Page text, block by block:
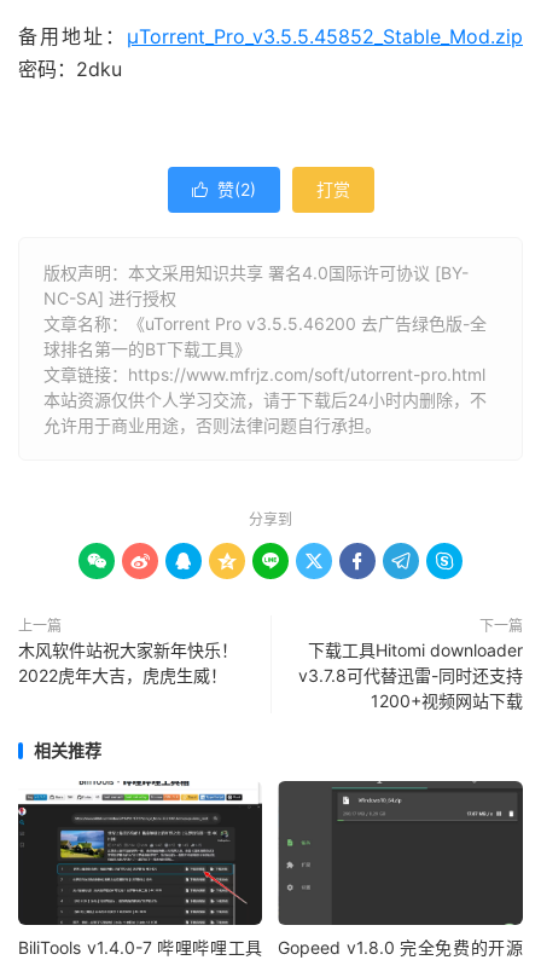
备用地址： µTorrent_Pro_v3.5.5.45852_Stable_Mod.zip
密码：2dku
 赞(2) 打赏
版权声明：本文采用知识共享 署名4.0国际许可协议 [BY-
NC-SA] 进行授权
文章名称：《uTorrent Pro v3.5.5.46200 去广告绿色版-全
球排名第一的BT下载工具》
文章链接： https://www.mfrjz.com/soft/utorrent-pro.html
本站资源仅供个人学习交流，请于下载后24小时内删除，不
允许用于商业用途，否则法律问题自行承担。
分享到
        
上一篇
木风软件站祝大家新年快乐！
2022虎年大吉，虎虎生威！
下一篇
下载工具Hitomi downloader
v3.7.8可代替迅雷-同时还支持
1200+视频网站下载
相关推荐
BiliTools v1.4.0-7 哔哩哔哩工具
Gopeed v1.8.0 完全免费的开源